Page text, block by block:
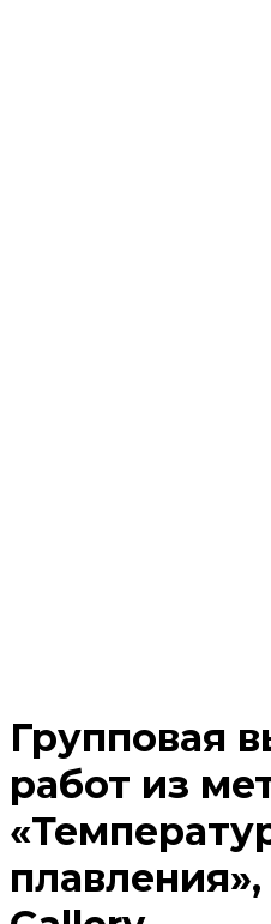
Групповая
работ из